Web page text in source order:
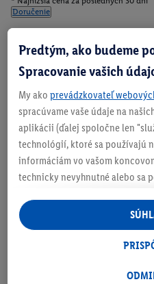
Doručenie
Zistite svoju veľkosť
O produkte
Predtým, ako budeme
Spracovanie vašich
My ako prevádzkovateľ
spracúvame vaše údaje na
aplikácii (ďalej spoločne len
technológií, ktoré sa používajú
informáciám vo vašom
technicky nevyhnutné alebo sa
personalizovanú reklamu v
ste účastníkom programu Lidl
aj údaje z vášho nákupného
následne si vytvoríte účet Lidl